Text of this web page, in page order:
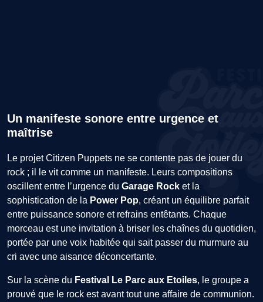
Un manifeste sonore entre urgence et
maîtrise
Le projet Citizen Puppets ne se contente pas de jouer du
rock ; il le vit comme un manifeste. Leurs compositions
oscillent entre l’urgence du Garage Rock et la
sophistication de la Power Pop, créant un équilibre parfait
entre puissance sonore et refrains entêtants. Chaque
morceau est une invitation à briser les chaînes du quotidien,
portée par une voix habitée qui sait passer du murmure au
cri avec une aisance déconcertante.
Sur la scène du Festival Le Parc aux Etoiles, le groupe a
prouvé que le rock est avant tout une affaire de communion.